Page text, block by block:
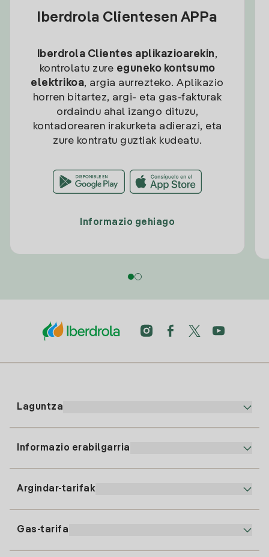
Iberdrola Clientesen APPa
Iberdrola Clientes aplikazioarekin,
kontrolatu zure eguneko kontsumo
elektrikoa, argia aurrezteko. Aplikazio
horren bitartez, argi- eta gas-fakturak
ordaindu ahal izango dituzu,
kontadorearen irakurketa adierazi, eta
zure kontratu guztiak kudeatu.
Informazio gehiago
Laguntza
91 919 52 73
clientes@tuiberdrola.es
Informazio erabilgarria
Argindar-tarifak
Gas-tarifa